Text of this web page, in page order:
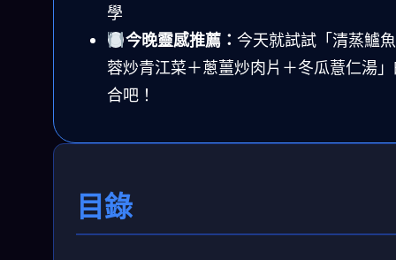
學
今晚靈感推薦： 今天就試試「清蒸鱸
蓉炒青江菜＋蔥薑炒肉片＋冬瓜薏仁湯
合吧！
目錄